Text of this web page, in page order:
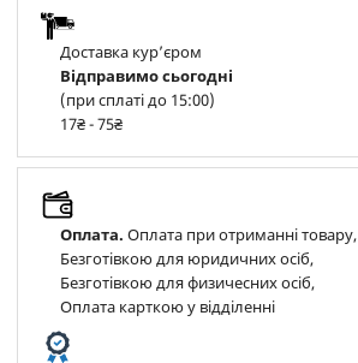
Доставка курʼєром
Відправимо сьогодні
(при сплаті до 15:00)
17₴ - 75₴
Оплата. Оплата при отриманні товару,
Безготівкою для юридичних осіб,
Безготівкою для физичесних осіб,
Оплата карткою у відділенні